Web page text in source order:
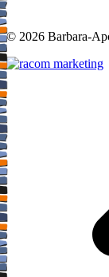
© 2026 Barbara-